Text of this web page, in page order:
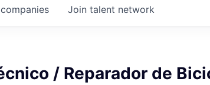
companies Join talent network
/ Reparador de